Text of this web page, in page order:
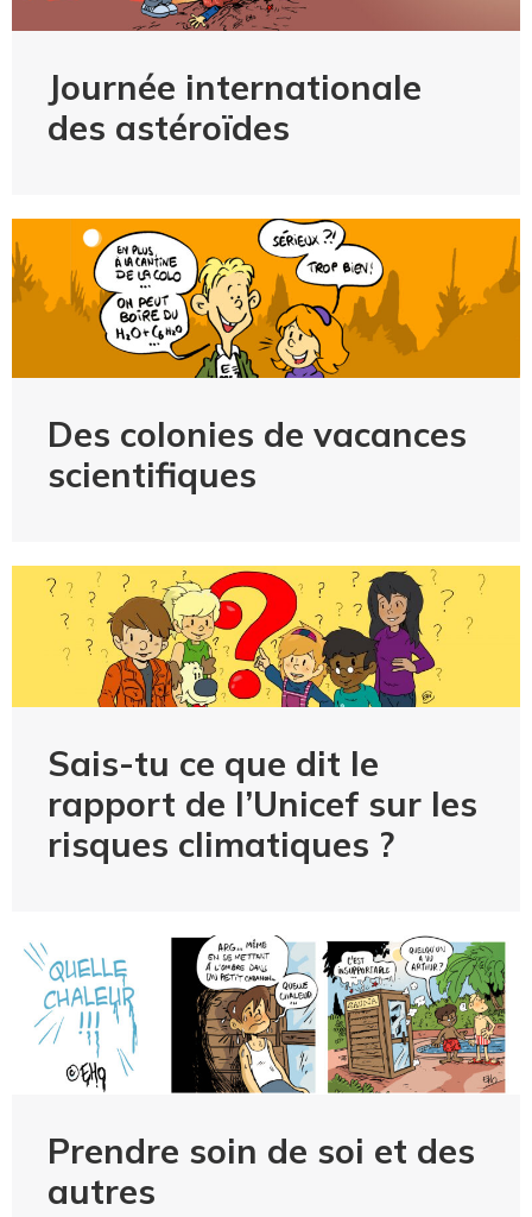
Journée internationale
des astéroïdes
Des colonies de vacances
scientifiques
Sais-tu ce que dit le
rapport de l’Unicef sur les
risques climatiques ?
Prendre soin de soi et des
autres